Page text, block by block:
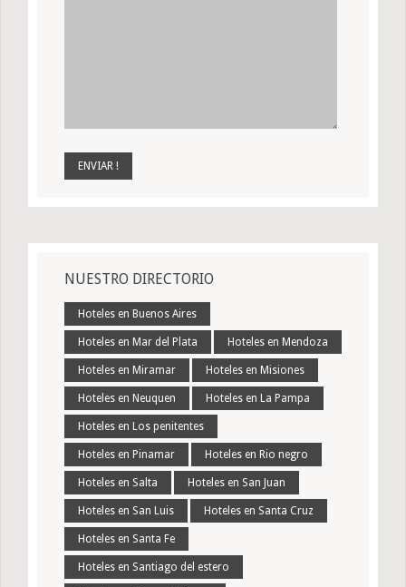
NUESTRO DIRECTORIO
Hoteles en Buenos Aires
Hoteles en Mar del Plata Hoteles en Mendoza
Hoteles en Miramar Hoteles en Misiones
Hoteles en Neuquen Hoteles en La Pampa
Hoteles en Los penitentes
Hoteles en Pinamar Hoteles en Rio negro
Hoteles en Salta Hoteles en San Juan
Hoteles en San Luis Hoteles en Santa Cruz
Hoteles en Santa Fe
Hoteles en Santiago del estero